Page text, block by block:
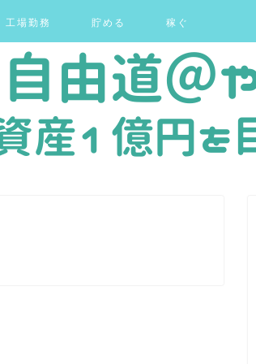
工場勤務 貯める 稼ぐ